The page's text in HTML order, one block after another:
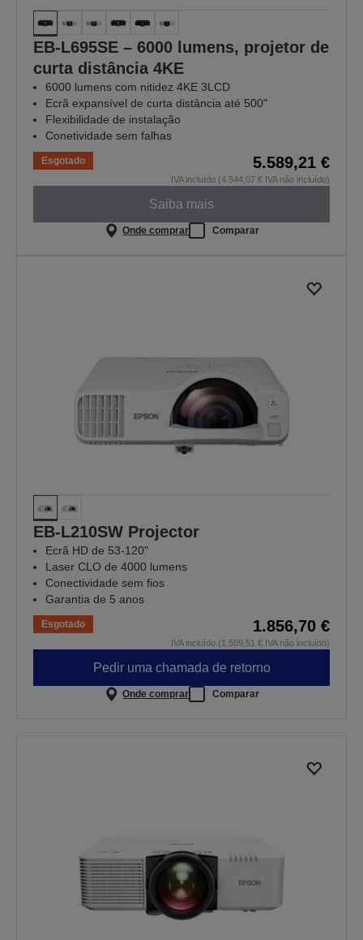
EB-L695SE – 6000 lumens, projetor de
curta distância 4KE
6000 lumens com nitidez 4KE 3LCD
Ecrã expansível de curta distância até 500"
Flexibilidade de instalação
Conetividade sem falhas
Esgotado 5.589,21 €
IVA incluído (4.544,07 € IVA não incluído)
Saiba mais
Onde comprar Comparar
EB-L210SW Projector
Ecrã HD de 53-120"
Laser CLO de 4000 lumens
Conectividade sem fios
Garantia de 5 anos
Esgotado 1.856,70 €
IVA incluído (1.509,51 € IVA não incluído)
Pedir uma chamada de retorno
Onde comprar Comparar